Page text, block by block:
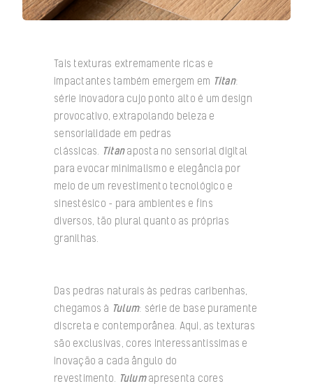
Tais texturas extremamente ricas e
impactantes também emergem em Titan:
série inovadora cujo ponto alto é um design
provocativo, extrapolando beleza e
sensorialidade em pedras
clássicas. Titanaposta no sensorial digital
para evocar minimalismo e elegância por
meio de um revestimento tecnológico e
sinestésico – para ambientes e fins
diversos, tão plural quanto as próprias
granilhas.
Das pedras naturais às pedras caribenhas,
chegamos à Tulum: série de base puramente
discreta e contemporânea. Aqui, as texturas
são exclusivas, cores interessantíssimas e
inovação a cada ângulo do
revestimento. Tulumapresenta cores